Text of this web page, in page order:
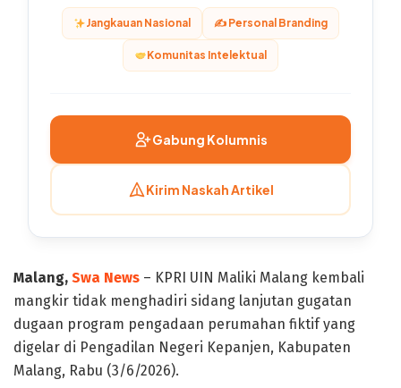
Jangkauan Nasional ✍️ Personal Branding
Komunitas Intelektual
Gabung Kolumnis
Kirim Naskah Artikel
Malang, Swa News – KPRI UIN Maliki Malang kembali
mangkir tidak menghadiri sidang lanjutan gugatan
dugaan program pengadaan perumahan fiktif yang
digelar di Pengadilan Negeri Kepanjen, Kabupaten
Malang, Rabu (3/6/2026).